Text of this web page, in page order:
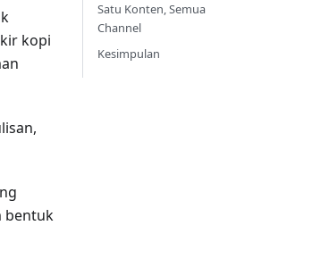
kopi
bentuk
Satu Konten, Semua
Channel
Kesimpulan